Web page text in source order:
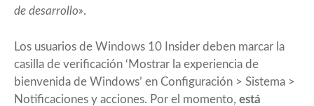
de desarrollo».
Los usuarios de Windows 10 Insider deben marcar la
casilla de verificación ‘Mostrar la experiencia de
bienvenida de Windows’ en Configuración > Sistema >
Notificaciones y acciones. Por el momento, está